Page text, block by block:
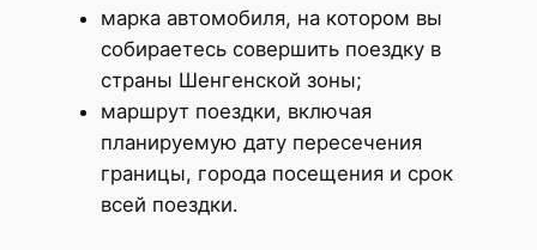
марка автомобиля, на котором вы
собираетесь совершить поездку в
страны Шенгенской зоны;
маршрут поездки, включая
планируемую дату пересечения
границы, города посещения и срок
всей поездки.